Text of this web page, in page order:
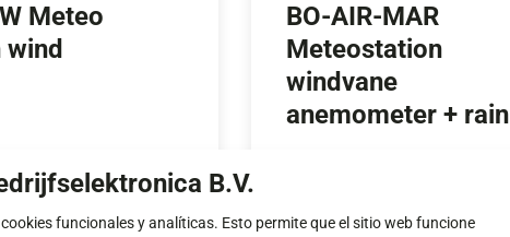
Meteo
BO-AIR-MAR
Meteostation
windvane
anemometer + rain
B.V.
funcionales y analíticas. Esto permite que el sitio web funcione